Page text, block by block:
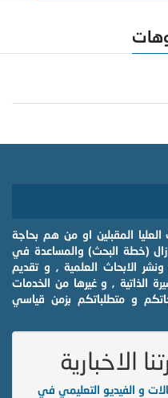
العليا المقبلين او من هم بحاجة
(خطة البحث) والمساعدة في
الابحاث العلمية , و تقديم
الذاتية , و غيرها من الخدمات
و متطلباتكم بزمن قياسي
الاخبارية
و الفيديو التعليمي في